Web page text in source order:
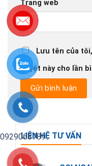
Trang web
Lưu tên của
duyệt này cho lần
LIÊN HỆ TƯ VẤN
0929068789